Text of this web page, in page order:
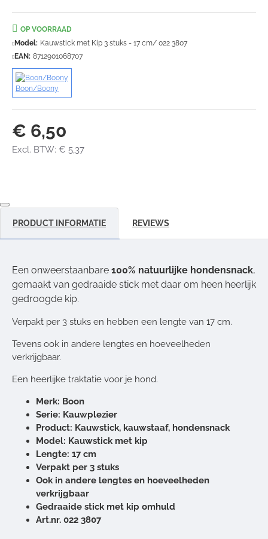
€ 6,50
Excl. BTW: € 5,37
OP VOORRAAD
Model: Kauwstick met Kip 3 stuks - 17 cm/ 022 3807
EAN: 8712901068707
Boon/Boony
PRODUCT INFORMATIE REVIEWS
Een onweerstaanbare 100% natuurlijke hondensnack,
gemaakt van gedraaide stick met daar om heen heerlijk
gedroogde kip.
Verpakt per 3 stuks en hebben een lengte van 17 cm.
Tevens ook in andere lengtes en hoeveelheden
verkrijgbaar.
Een heerlijke traktatie voor je hond.
Merk: Boon
Serie: Kauwplezier
Product: Kauwstick, kauwstaaf, hondensnack
Model: Kauwstick met kip
Lengte: 17 cm
Verpakt per 3 stuks
Ook in andere lengtes en hoeveelheden
verkrijgbaar
Gedraaide stick met kip omhuld
Art.nr. 022 3807